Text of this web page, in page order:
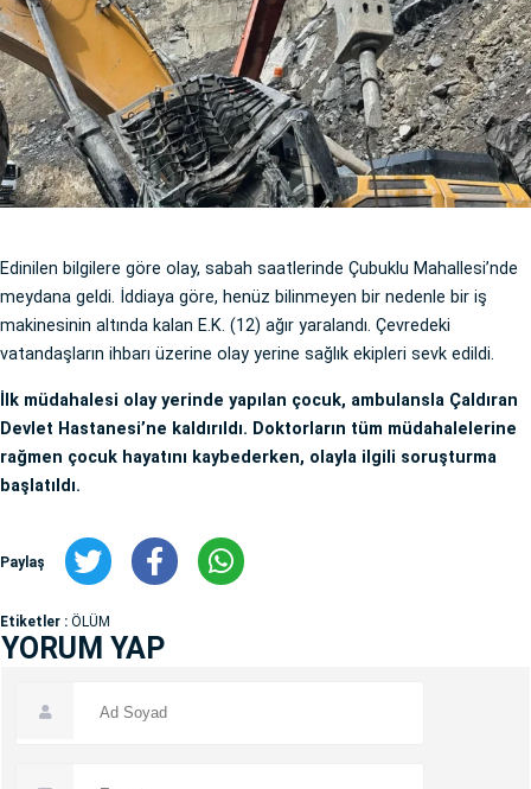
Edinilen bilgilere göre olay, sabah saatlerinde Çubuklu Mahallesi’nde
meydana geldi. İddiaya göre, henüz bilinmeyen bir nedenle bir iş
makinesinin altında kalan E.K. (12) ağır yaralandı. Çevredeki
vatandaşların ihbarı üzerine olay yerine sağlık ekipleri sevk edildi.
İlk müdahalesi olay yerinde yapılan çocuk, ambulansla Çaldıran
Devlet Hastanesi’ne kaldırıldı. Doktorların tüm müdahalelerine
rağmen çocuk hayatını kaybederken, olayla ilgili soruşturma
başlatıldı.
Paylaş
Etiketler : ÖLÜM
YORUM YAP